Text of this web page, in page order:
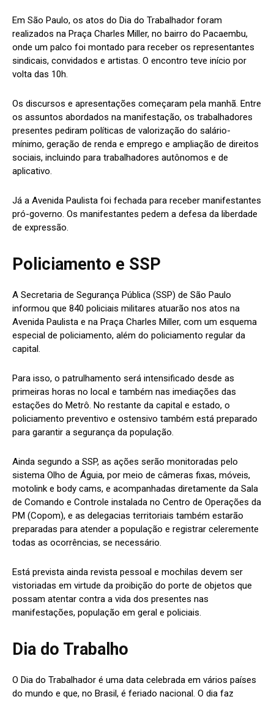
Em São Paulo, os atos do Dia do Trabalhador foram
realizados na Praça Charles Miller, no bairro do Pacaembu,
onde um palco foi montado para receber os representantes
sindicais, convidados e artistas. O encontro teve início por
volta das 10h.
Os discursos e apresentações começaram pela manhã. Entre
os assuntos abordados na manifestação, os trabalhadores
presentes pediram políticas de valorização do salário-
mínimo, geração de renda e emprego e ampliação de direitos
sociais, incluindo para trabalhadores autônomos e de
aplicativo.
Já a Avenida Paulista foi fechada para receber manifestantes
pró-governo. Os manifestantes pedem a defesa da liberdade
de expressão.
Policiamento e SSP
A Secretaria de Segurança Pública (SSP) de São Paulo
informou que 840 policiais militares atuarão nos atos na
Avenida Paulista e na Praça Charles Miller, com um esquema
especial de policiamento, além do policiamento regular da
capital.
Para isso, o patrulhamento será intensificado desde as
primeiras horas no local e também nas imediações das
estações do Metrô. No restante da capital e estado, o
policiamento preventivo e ostensivo também está preparado
para garantir a segurança da população.
Ainda segundo a SSP, as ações serão monitoradas pelo
sistema Olho de Águia, por meio de câmeras fixas, móveis,
motolink e body cams, e acompanhadas diretamente da Sala
de Comando e Controle instalada no Centro de Operações da
PM (Copom), e as delegacias territoriais também estarão
preparadas para atender a população e registrar celeremente
todas as ocorrências, se necessário.
Está prevista ainda revista pessoal e mochilas devem ser
vistoriadas em virtude da proibição do porte de objetos que
possam atentar contra a vida dos presentes nas
manifestações, população em geral e policiais.
Dia do Trabalho
O Dia do Trabalhador é uma data celebrada em vários países
do mundo e que, no Brasil, é feriado nacional. O dia faz